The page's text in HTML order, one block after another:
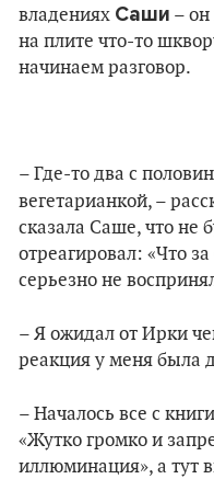
владениях Саши –
на плите что-то
начинаем разговор.
– Где-то два с
вегетарианкой, –
сказала Саше, что не
отреагировал: «Что
серьезно не
– Я ожидал от Ирки
реакция у меня была
– Началось все с
«Жутко громко и
иллюминация», а тут